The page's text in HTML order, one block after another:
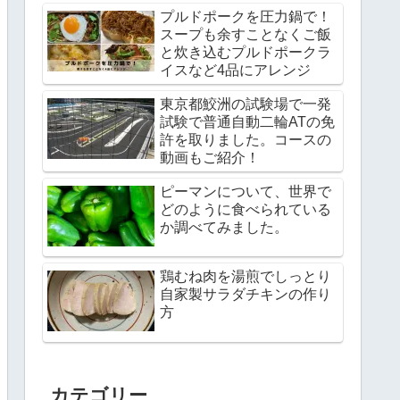
プルドポークを圧力鍋で！
スープも余すことなくご飯
と炊き込むプルドポークラ
イスなど4品にアレンジ
東京都鮫洲の試験場で一発
試験で普通自動二輪ATの免
許を取りました。コースの
動画もご紹介！
ピーマンについて、世界で
どのように食べられている
か調べてみました。
鶏むね肉を湯煎でしっとり
自家製サラダチキンの作り
方
カテゴリー